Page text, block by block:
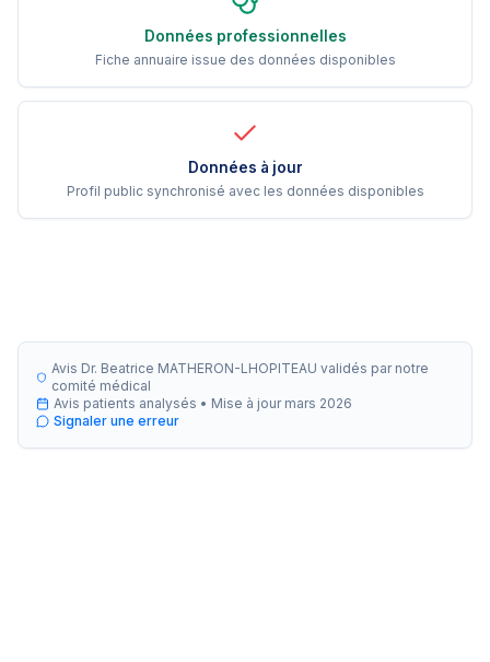
Données professionnelles
Fiche annuaire issue des données disponibles
Données à jour
Profil public synchronisé avec les données disponibles
Avis Dr. Beatrice MATHERON-LHOPITEAU validés par notre
comité médical
Avis patients analysés • Mise à jour mars 2026
Signaler une erreur